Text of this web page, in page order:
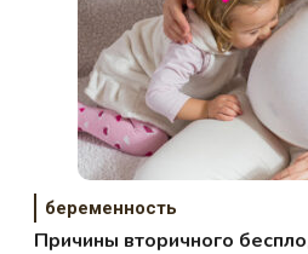
беременность
Причины вторичного